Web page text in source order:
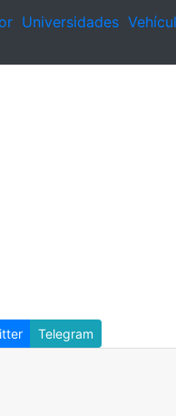
Universidades
Telegram